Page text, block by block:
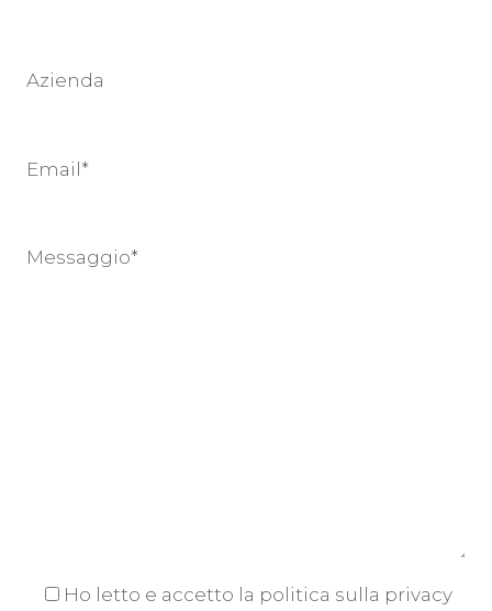
Azienda
Email*
Messaggio*
Ho letto e accetto la politica sulla privacy